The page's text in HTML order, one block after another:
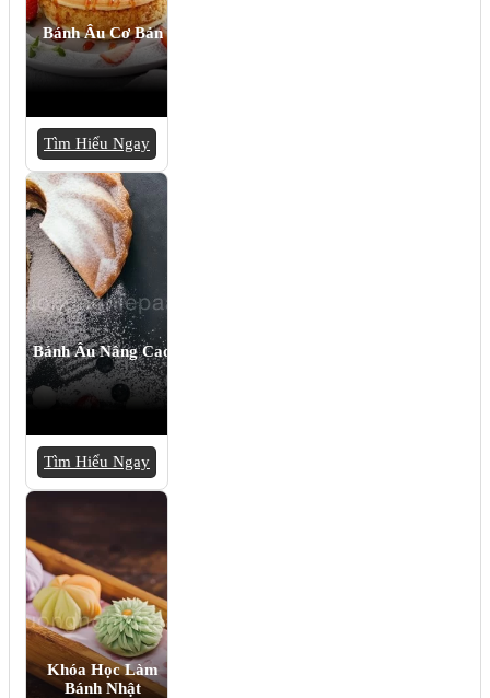
Bánh Âu Cơ Bản
Tìm Hiểu Ngay
Bánh Âu Nâng Cao
Tìm Hiểu Ngay
Khóa Học Làm
Bánh Nhật